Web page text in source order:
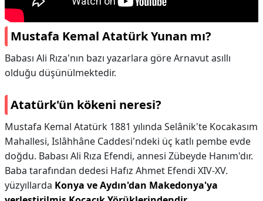
Mustafa Kemal Atatürk Yunan mı?
Babası Ali Rıza'nın bazı yazarlara göre Arnavut asıllı
olduğu düşünülmektedir.
Atatürk'ün kökeni neresi?
Mustafa Kemal Atatürk 1881 yılında Selânik'te Kocakasım
Mahallesi, Islâhhâne Caddesi'ndeki üç katlı pembe evde
doğdu. Babası Ali Rıza Efendi, annesi Zübeyde Hanım'dır.
Baba tarafından dedesi Hafız Ahmet Efendi XIV-XV.
yüzyıllarda Konya ve Aydın'dan Makedonya'ya